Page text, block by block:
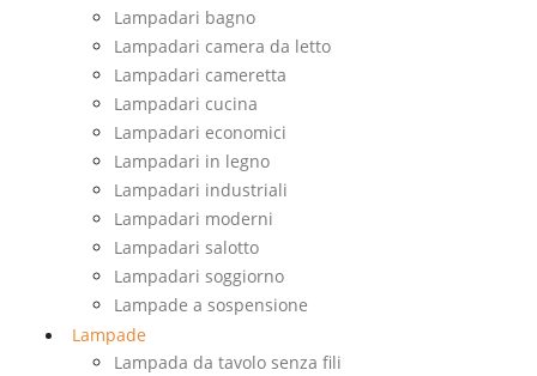
Lampadari bagno
Lampadari camera da letto
Lampadari cameretta
Lampadari cucina
Lampadari economici
Lampadari in legno
Lampadari industriali
Lampadari moderni
Lampadari salotto
Lampadari soggiorno
Lampade a sospensione
Lampade
Lampada da tavolo senza fili